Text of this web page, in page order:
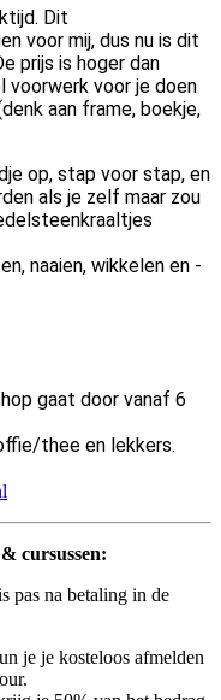
Dit
voor mij, dus nu is dit
prijs is hoger dan
voorwerk voor je doen
aan frame, boekje,
op, stap voor stap, en
als je zelf maar zou
naaien, wikkelen en -
gaat door vanaf 6
thee en lekkers.
cursussen:
pas na betaling in de
je je kosteloos afmelden